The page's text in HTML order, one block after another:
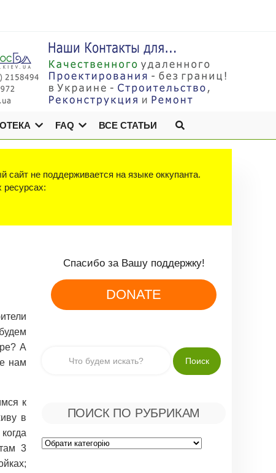
FAQ ВСЕ СТАТЬИ
сайт не поддерживается на языке оккупанта.
ресурсах:
А
нам
к
в
3
Спасибо за Вашу поддержку!
DONATE
ПОИСК ПО РУБРИКАМ
Поиск